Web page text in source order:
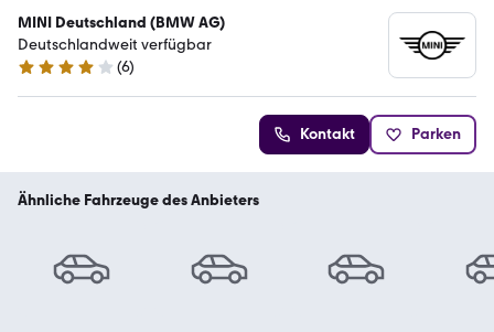
MINI Deutschland (BMW AG)
Deutschlandweit verfügbar
4 Sterne
(6)
Kontakt Parken
Ähnliche Fahrzeuge des Anbieters